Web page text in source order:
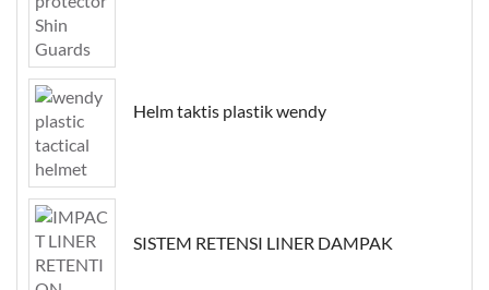
Helm taktis plastik wendy
SISTEM RETENSI LINER DAMPAK